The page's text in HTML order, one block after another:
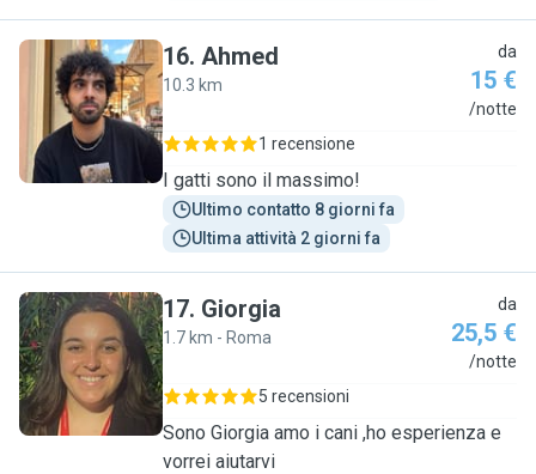
A
16. Ahmed
10.3 km
da
15 €
/notte
1 recensione
I gatti sono il massimo!
Ultimo contatto 8 giorni fa
Ultima attività 2 giorni fa
G
17. Giorgia
1.7 km - Roma
da
25,5 €
/notte
5 recensioni
Sono Giorgia amo i cani ,ho esperienza e
vorrei aiutarvi